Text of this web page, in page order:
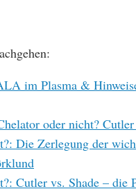
im Plasma &
oder nicht? Cutler
Die Zerlegung der
Cutler vs. Shade – die